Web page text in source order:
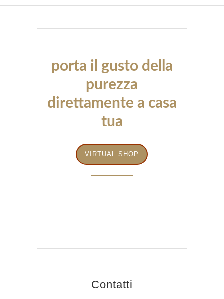
porta il gusto della
purezza
direttamente a casa
tua
VIRTUAL SHOP
Contatti